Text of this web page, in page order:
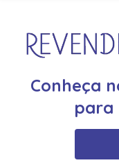
Conheça
para